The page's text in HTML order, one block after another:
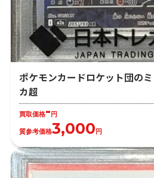
ポケモンカードロケット団の
カ超
買取価格- 円
質参考価格3,000 円